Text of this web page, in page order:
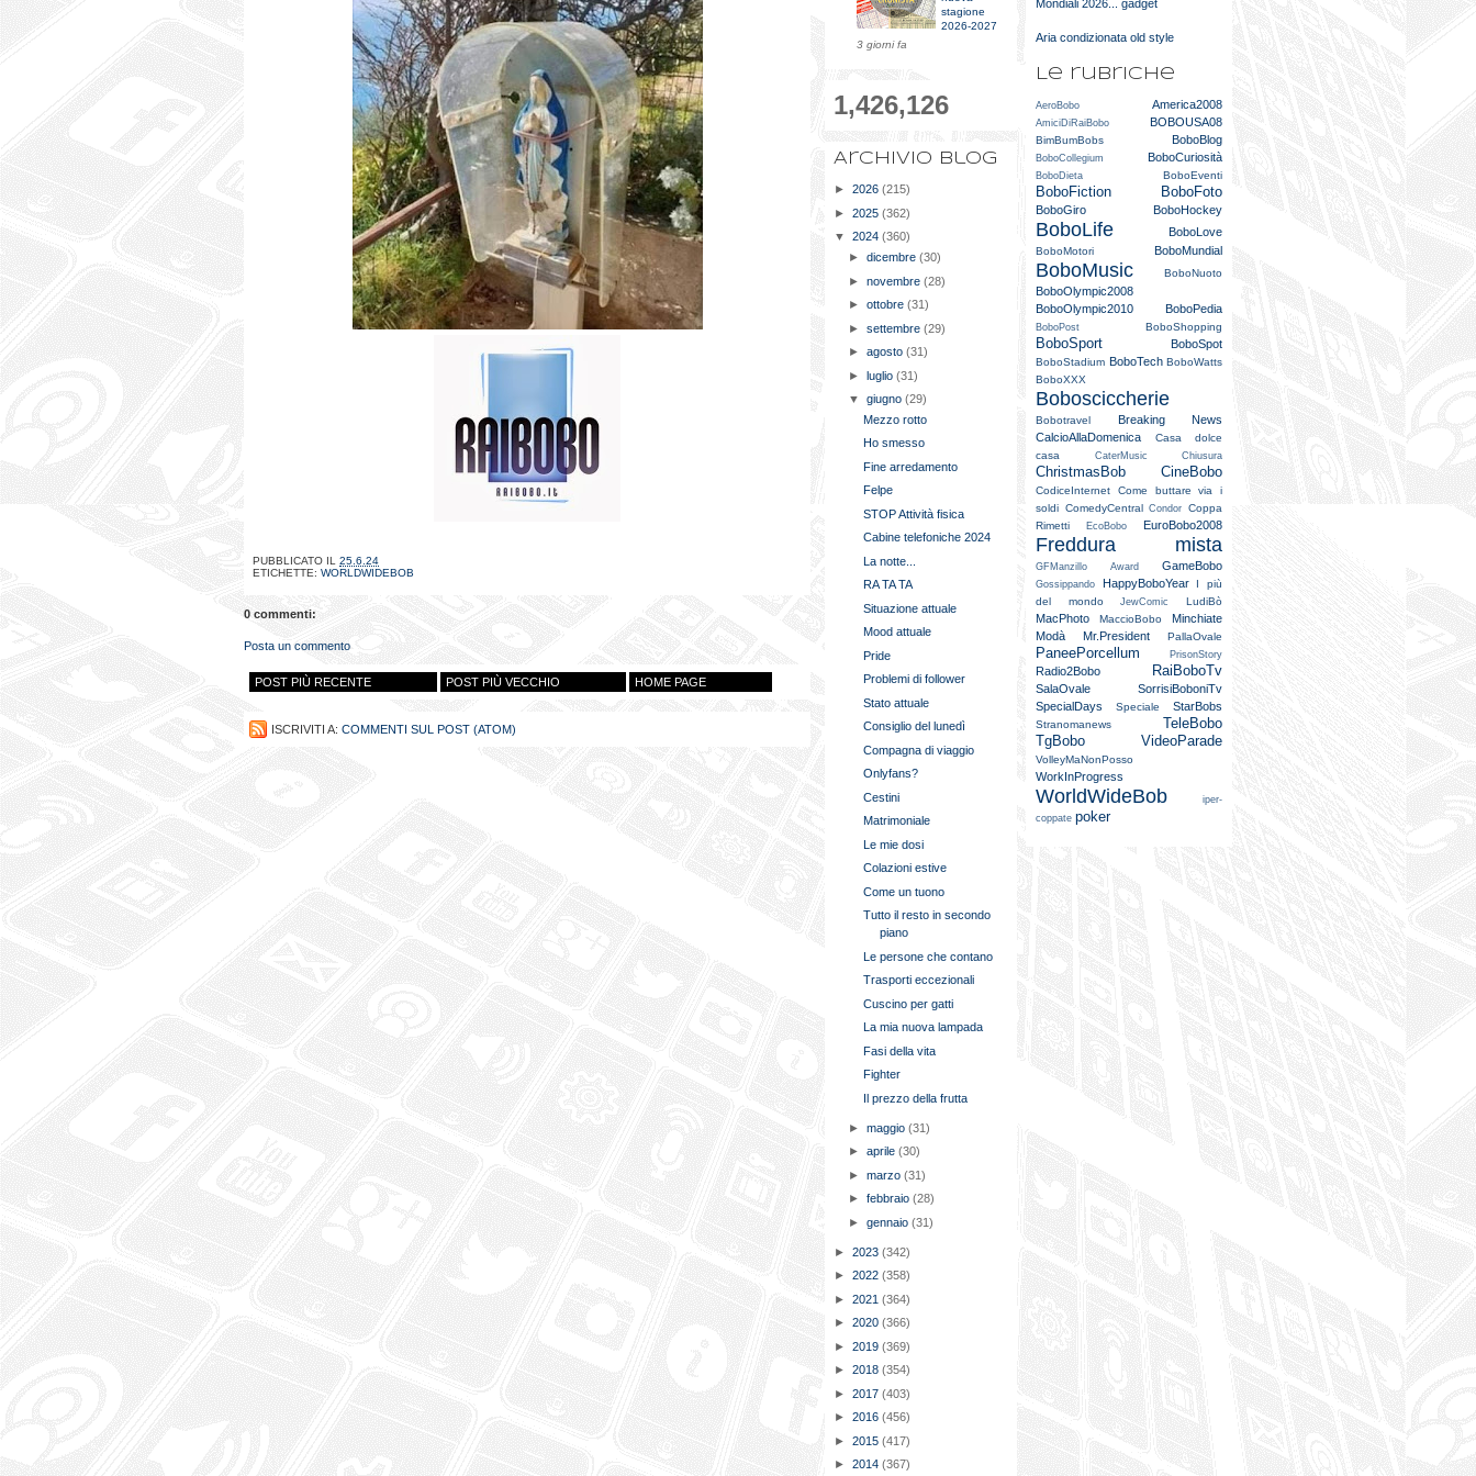
PUBBLICATO IL 25.6.24
ETICHETTE: WORLDWIDEBOB
0 commenti:
Posta un commento
POST PIÙ RECENTE POST PIÙ VECCHIO HOME PAGE
ISCRIVITI A: COMMENTI SUL POST (ATOM)
stagione
2026-2027
3 giorni fa
1,426,126
Archivio blog
► 2026 (215)
► 2025 (362)
▼ 2024 (360)
►dicembre(30)
►novembre(28)
►ottobre(31)
►settembre(29)
►agosto(31)
►luglio(31)
▼giugno(29)
Mezzo rotto
Ho smesso
Fine arredamento
Felpe
STOP Attività fisica
Cabine telefoniche 2024
La notte...
RA TA TA
Situazione attuale
Mood attuale
Pride
Problemi di follower
Stato attuale
Consiglio del lunedì
Compagna di viaggio
Onlyfans?
Cestini
Matrimoniale
Le mie dosi
Colazioni estive
Come un tuono
Tutto il resto in secondo
piano
Le persone che contano
Trasporti eccezionali
Cuscino per gatti
La mia nuova lampada
Fasi della vita
Fighter
Il prezzo della frutta
►maggio(31)
►aprile(30)
►marzo(31)
►febbraio(28)
►gennaio(31)
► 2023 (342)
► 2022 (358)
► 2021 (364)
► 2020 (366)
► 2019 (369)
► 2018 (354)
► 2017 (403)
► 2016 (456)
► 2015 (417)
► 2014 (367)
Mondiali 2026... gadget
Aria condizionata old style
Le rubriche
AeroBobo America2008
AmiciDiRaiBobo BOBOUSA08
BimBumBobs BoboBlog
BoboCollegium BoboCuriosità
BoboDieta BoboEventi
BoboFiction BoboFoto
BoboGiro BoboHockey
BoboLife BoboLove
BoboMotori BoboMundial
BoboMusic BoboNuoto
BoboOlympic2008
BoboOlympic2010
BoboPedia
BoboPost BoboShopping
BoboSport BoboSpot
BoboStadium BoboTech BoboWatts
BoboXXX
Bobosciccherie
Bobotravel
Breaking News
CalcioAllaDomenica
Casa dolce
casa
CaterMusic Chiusura
ChristmasBob CineBobo
CodiceInternet
Come buttare via i
soldi ComedyCentral Condor
Coppa
Rimetti
EcoBobo EuroBobo2008
Freddura mista
GFManzillo Award GameBobo
Gossippando HappyBoboYear
I più
del mondo
JewComic LudiBò
MacPhoto MaccioBobo
Minchiate
Modà
Mr.President PallaOvale
PaneePorcellum PrisonStory
Radio2Bobo RaiBoboTv
SalaOvale
SorrisiBoboniTv
SpecialDays
Speciale StarBobs
Stranomanews
TeleBobo
TgBobo
VideoParade
VolleyMaNonPosso
WorkInProgress
WorldWideBob
iper-
coppate poker